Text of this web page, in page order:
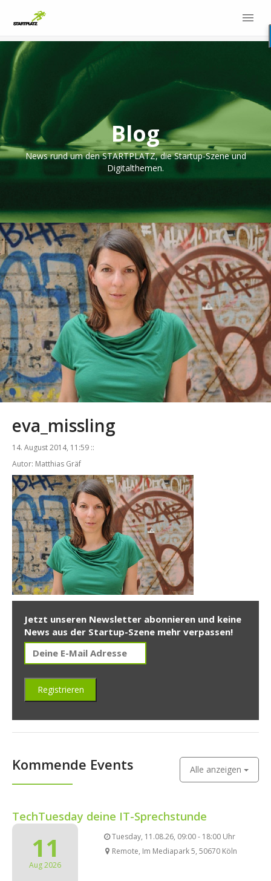
Blog
News rund um den STARTPLATZ, die Startup-Szene und
Digitalthemen.
eva_missling
14. August 2014, 11:59 ::
Autor: Matthias Gräf
Jetzt unseren Newsletter abonnieren und keine
News aus der Startup-Szene mehr verpassen!
Kommende Events Alle anzeigen
TechTuesday deine IT-Sprechstunde
11
Aug 2026
Tuesday, 11.08.26, 09:00 - 18:00 Uhr
Remote, Im Mediapark 5, 50670 Köln